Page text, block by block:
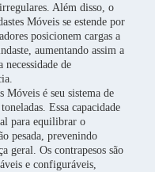
Além disso, o
Móveis se estende por
posicionem cargas a
aumentando assim a
de
Móveis é seu sistema de
Essa capacidade
para equilibrar o
pesada, prevenindo
geral. Os contrapesos são
e configuráveis,